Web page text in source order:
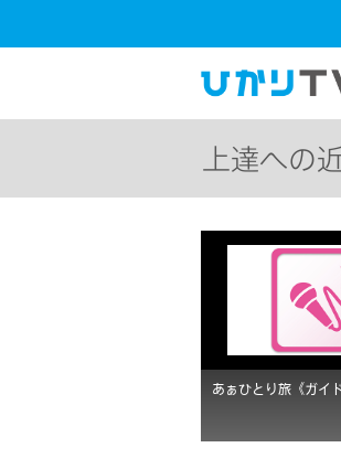
上達への
あぁひとり旅《ガイ